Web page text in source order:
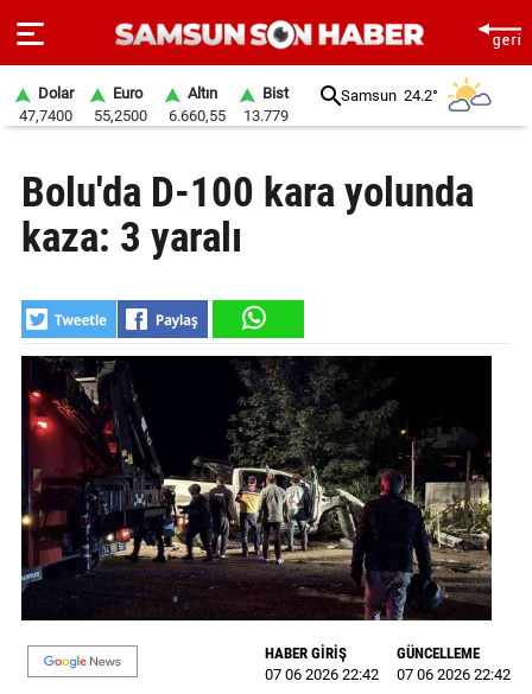
SAYFA
SAMSUN
SAMSUNSPOR
GÜNDEM
SİYASET
EKONOMİ
DÜNYA
MAGAZİN
GALERİ
VİDEO
Dolar
47,7400
Euro
55,2500
Altın
6.660,55
Bist
13.779
Samsun 24.2°
Bolu'da D-100 kara yolunda
kaza: 3 yaralı
HABER GİRİŞ
07 06 2026 22:42
GÜNCELLEME
07 06 2026 22:42